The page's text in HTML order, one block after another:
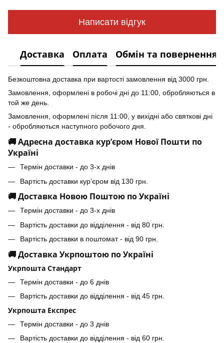
Написати відгук
Доставка Оплата Обмін та повернення
Безкоштовна доставка при вартості замовлення від 3000 грн.
Замовлення, оформлені в робочі дні до 11:00, обробляються в
той же день.
Замовлення, оформлені після 11:00, у вихідні або святкові дні
- обробляються наступного робочого дня.
🚚 Адресна доставка кур’єром Нової Пошти по
Україні
Термін доставки - до 3-х днів
Вартість доставки кур’єром від 130 грн.
🚚 Доставка Новою Поштою по Україні
Термін доставки - до 3-х днів
Вартість доставки до відділення - від 80 грн.
Вартість доставки в поштомат - від 90 грн.
🚚 Доставка Укрпоштою по Україні
Укрпошта Стандарт
Термін доставки - до 6 днів
Вартість доставки до відділення - від 45 грн.
Укрпошта Експрес
Термін доставки - до 3 днів
Вартість доставки до відділення - від 60 грн.